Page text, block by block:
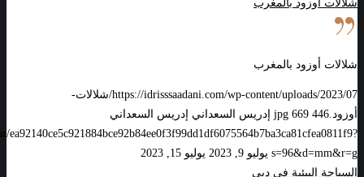
شلالات أوزود بالمغرب
شلالات أوزود بالمغرب
https://idrisssaadani.com/wp-content/uploads/2023/07/شلالات-
أوزود.jpg
669 446 إدريس السعداني إدريس السعداني
ea92140ce5c921884bce92b84ee0f3f99dd1df6075564b7ba3ca81cfea0811f9?
s=96&d=mm&r=g يوليو 9, 2023
يوليو 15, 2023
السياحة البيئية في دبي